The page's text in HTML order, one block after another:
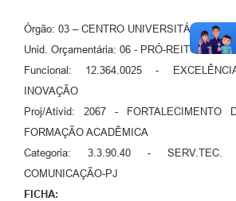
Órgão: 03 – CENTRO UNIVERSITÁRIO DE
Unid. Orçamentária: 06 - PRÓ-REITORIA DE
Funcional: 12.364.0025 -
INOVAÇÃO
Proj/Ativid: 2067 -
FORMAÇÃO ACADÊMICA
Categoria: 3.3.90.40 - SERV.TEC.
COMUNICAÇÃO-PJ
FICHA: